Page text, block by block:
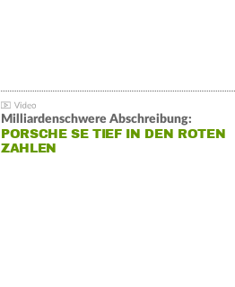
Milliardenschwere Abschreibung:
PORSCHE SE TIEF IN DEN ROTEN
ZAHLEN